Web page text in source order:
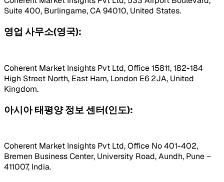
Suite 400, Burlingame, CA 94010, United States.
영업 사무소(영국):
Coherent Market Insights Pvt Ltd, Office 15811, 182-184
High Street North, East Ham, London E6 2JA, United
Kingdom.
아시아 태평양 정보 센터(인도):
Coherent Market Insights Pvt Ltd, Office No 401-402,
Bremen Business Center, University Road, Aundh, Pune –
411007, India.